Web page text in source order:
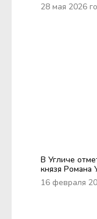
28 мая 2026
В Угличе
князя Романа
16 февраля